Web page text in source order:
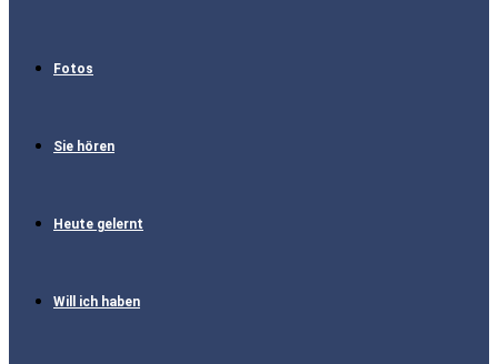
Fotos
Sie hören
Heute gelernt
Will ich haben